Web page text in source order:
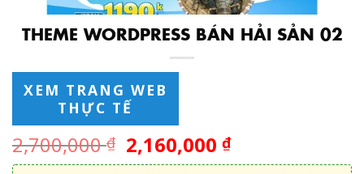
THEME WORDPRESS BÁN HẢI SẢN 02
XEM TRANG WEB
THỰC TẾ
2,700,000₫ 2,160,000₫